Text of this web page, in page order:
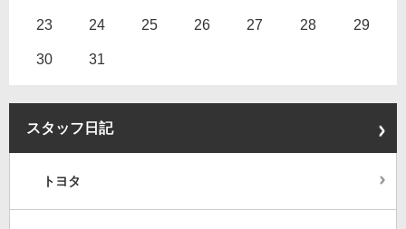
23 24 25 26 27 28 29
30 31
スタッフ日記
トヨタ